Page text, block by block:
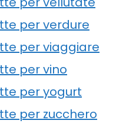
per verdure
per viaggiare
per vino
per yogurt
per zucchero